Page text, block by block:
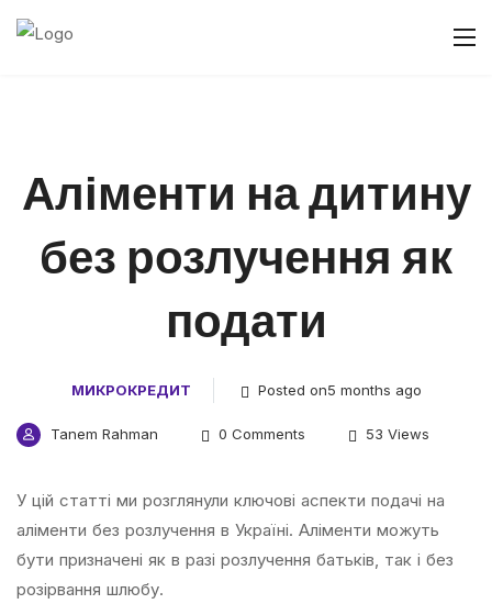
Аліменти на дитину
без розлучення як
подати
МИКРОКРЕДИТ Posted on5 months ago
Tanem Rahman 0 Comments 53 Views
У цій статті ми розглянули ключові аспекти подачі на
аліменти без розлучення в Україні. Аліменти можуть
бути призначені як в разі розлучення батьків, так і без
розірвання шлюбу.